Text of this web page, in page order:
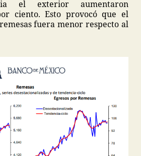
el exterior aumentaron
ciento. Esto provocó que el
fuera menor respecto al